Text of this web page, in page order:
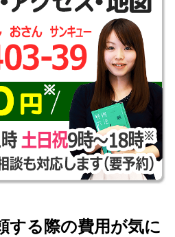
する際の費用が気に